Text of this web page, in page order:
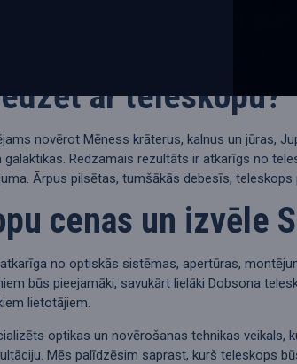
vienu aprīkojuma komplektu, bet
kamera un papildu piederumi. SkyHunters
ar teleskopu?
novērot Mēness krāterus, kalnus un jūras,
galaktikas. Redzamais rezultāts ir atkarīgs no
Ārpus pilsētas, tumšākās debesīs,
cenas un izvēle
no optiskās sistēmas, apertūras,
būs pieejamāki, savukārt lielāki Dobsona
lietotājiem.
optikas un novērošanas tehnikas
Mēs palīdzēsim saprast, kurš teleskops